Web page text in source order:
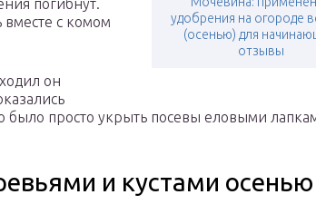
удобрения на огороде
(осенью) для
отзывы
погибнут.
вместе с комом
он
было просто укрыть посевы еловыми
и кустами осенью